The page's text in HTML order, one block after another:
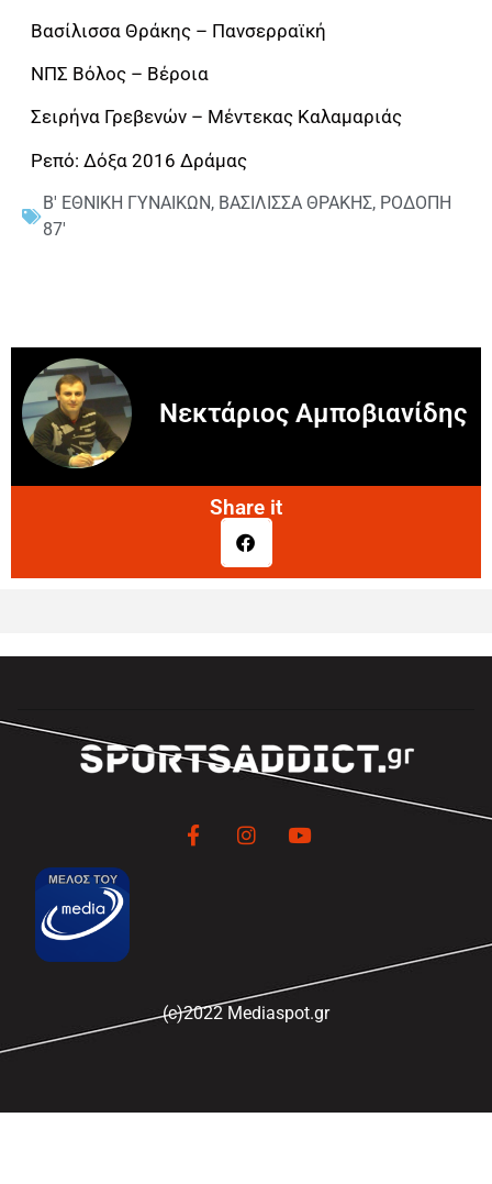
Βασίλισσα Θράκης – Πανσερραϊκή
ΝΠΣ Βόλος – Βέροια
Σειρήνα Γρεβενών – Μέντεκας Καλαμαριάς
Ρεπό: Δόξα 2016 Δράμας
Β' ΕΘΝΙΚΗ ΓΥΝΑΙΚΩΝ, ΒΑΣΙΛΙΣΣΑ ΘΡΑΚΗΣ, ΡΟΔΟΠΗ
87'
Νεκτάριος Αμποβιανίδης
Share it
(c)2022 Mediaspot.gr